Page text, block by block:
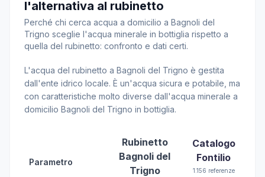
l'alternativa al rubinetto
Perché chi cerca acqua a domicilio a Bagnoli del
Trigno sceglie l'acqua minerale in bottiglia rispetto a
quella del rubinetto: confronto e dati certi.
L'acqua del rubinetto a Bagnoli del Trigno è gestita
dall'ente idrico locale. È un'acqua sicura e potabile, ma
con caratteristiche molto diverse dall'acqua minerale a
domicilio Bagnoli del Trigno in bottiglia.
Parametro
Rubinetto
Bagnoli del
Trigno
Catalogo
Fontilio
1.156 referenze